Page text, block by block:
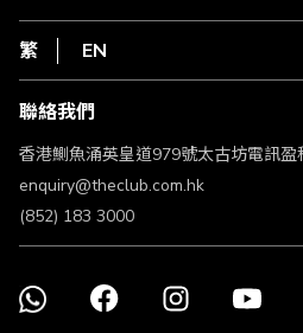
HKT
私隱聲明
使用條款
條款及細則
不歧視及不騷擾聲明
認可牌照及通告
繁 EN
聯絡我們
香港鰂魚涌英皇道979號太古坊電訊盈
enquiry@theclub.com.hk
(852) 183 3000